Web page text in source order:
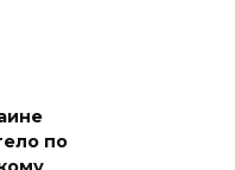
по